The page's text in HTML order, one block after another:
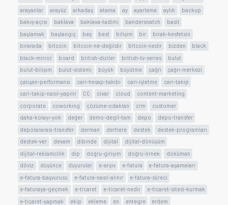
arayanlar
arayüz arkadaş atama ay ayarlama aylık
backup
bakış-açısı
baklava baklava-tadimi bandersnatch
basit
başlamak
başlangıç beş best bilişim bir
birak-kesfetsin
birarada
bitcoin bitcoin-ne-değildir bitcoin-nedir bizden
black
black-mirror
board british-diziler british-tv-series
bulut
bulut-bilişim
bulut-sistemi büyük büyütme çağrı
çağrı-merkezi
çalışan-performansı
cari-hesap-takibi cari-işletme
cari-takip
cari-takip-nasıl-yapılır
CC civar cloud
content-marketing
corporate
coworking çözüme-odaklan crm
customer
daha-kolayı-yok
değer demo-degil-tam depo
depo-transfer
depolararası-transfer
derman dertlere destek
destek-programları
destek-ver
devam dibinde dijital
dijital-dönüşüm
dijital-reklamcilik
dip doğru-girişim doğru-örnek
doküman
döviz
düşünce duyurular e-arşiv e-fatura
e-fatura-aşamaları
e-fatura-başvurusu
e-fatura-nasıl-alınır
e-fatura-süreci
e-faturaya-geçmek
e-ticaret e-ticaret-nedir
e-ticaret-sitesi-kurmak
e-ticaret-yapmak
ekip ekleme en entegre
erdem